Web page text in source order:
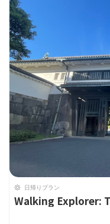
日帰りプラン
Walking Explorer: